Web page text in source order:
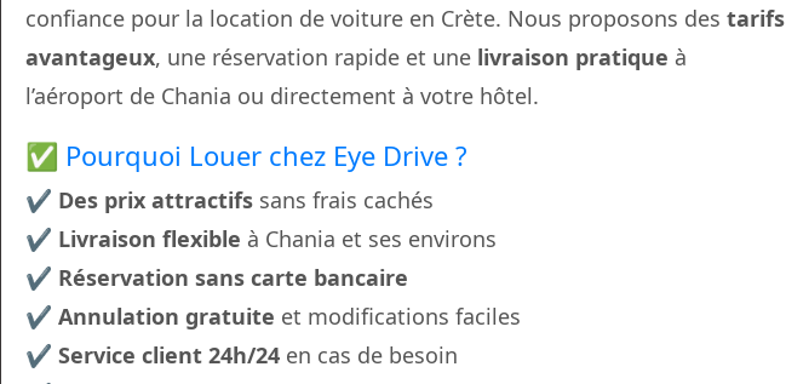
confiance pour la location de voiture en Crète. Nous proposons des tarifs
avantageux, une réservation rapide et une livraison pratique à
l’aéroport de Chania ou directement à votre hôtel.
✅ Pourquoi Louer chez Eye Drive ?
✔ Des prix attractifs sans frais cachés
✔ Livraison flexible à Chania et ses environs
✔ Réservation sans carte bancaire
✔ Annulation gratuite et modifications faciles
✔ Service client 24h/24 en cas de besoin